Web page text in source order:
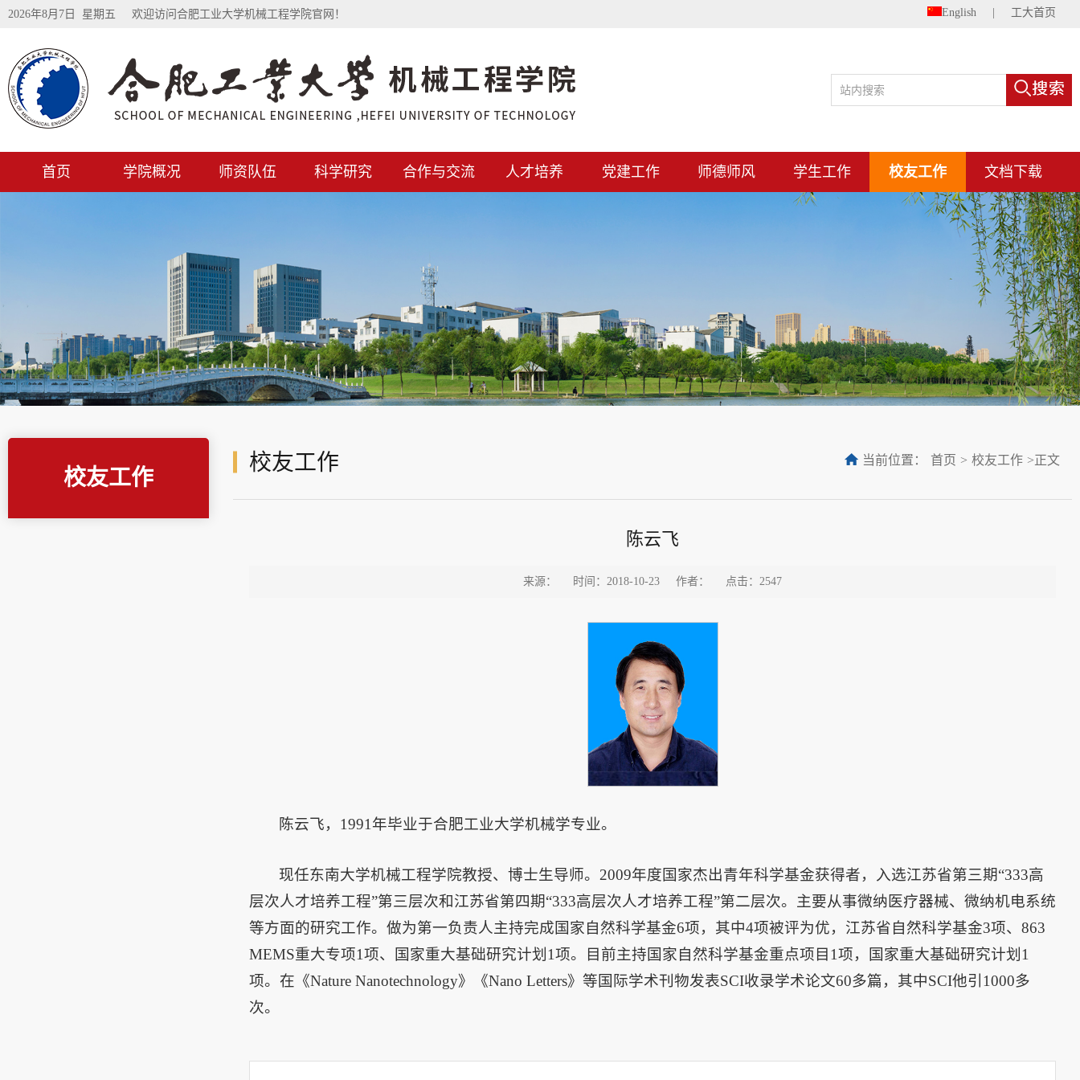
2026年8月7日 星期五 欢迎访问合肥工业大学机械工程学院官网！ English 工大首页
首页 学院概况 师资队伍 科学研究 合作与交流 人才培养 党建工作 师德师风 学生工作 校友工作 文档下载
校友工作
校友工作 当前位置： 首页 > 校友工作 >正文
陈云飞
来源： 时间：2018-10-23 作者： 点击： 2547
陈云飞，1991年毕业于合肥工业大学机械学专业。
现任东南大学机械工程学院教授、博士生导师。2009年度国家杰出青年科学基金获得者，入选江苏省第三期“333高
层次人才培养工程”第三层次和江苏省第四期“333高层次人才培养工程”第二层次。主要从事微纳医疗器械、微纳机电系统
等方面的研究工作。做为第一负责人主持完成国家自然科学基金6项，其中4项被评为优，江苏省自然科学基金3项、863
MEMS重大专项1项、国家重大基础研究计划1项。目前主持国家自然科学基金重点项目1项，国家重大基础研究计划1
项。在《Nature Nanotechnology》《Nano Letters》等国际学术刊物发表SCI收录学术论文60多篇，其中SCI他引1000多
次。